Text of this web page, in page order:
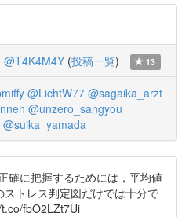
@T4K4M4Y (投稿一覧) 13
@LichtW77 @sagaika_arzt
@unzero_sangyou
@suika_yamada
確に把握するためには，平均値
トレス判定図だけでは十分で
fbO2LZt7Ui